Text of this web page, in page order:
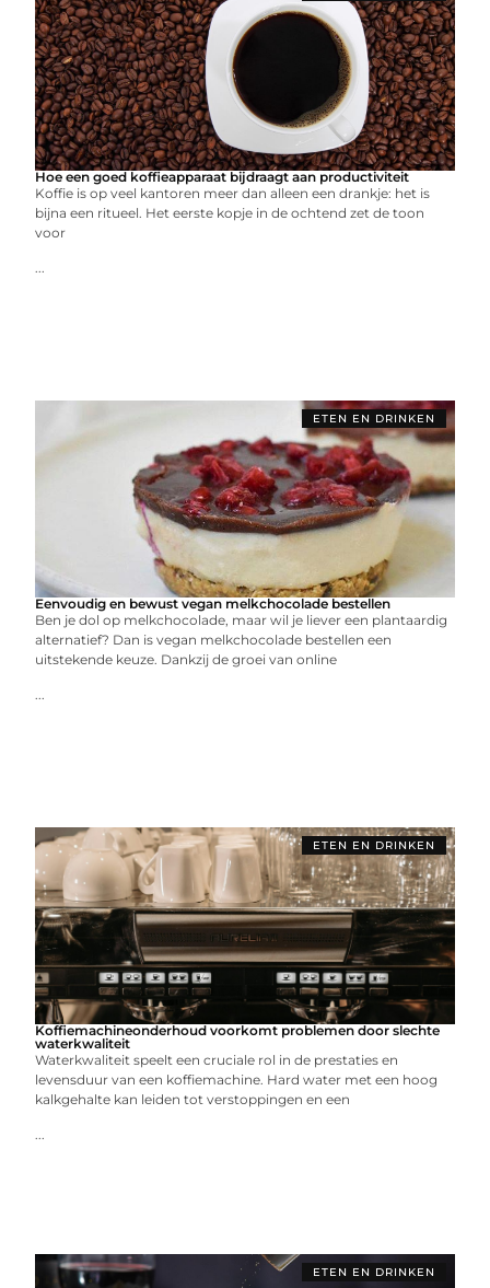
Hoe een goed koffieapparaat bijdraagt aan productiviteit
Koffie is op veel kantoren meer dan alleen een drankje: het is
bijna een ritueel. Het eerste kopje in de ochtend zet de toon
voor
...
ETEN EN DRINKEN
Eenvoudig en bewust vegan melkchocolade bestellen
Ben je dol op melkchocolade, maar wil je liever een plantaardig
alternatief? Dan is vegan melkchocolade bestellen een
uitstekende keuze. Dankzij de groei van online
...
ETEN EN DRINKEN
Koffiemachineonderhoud voorkomt problemen door slechte
waterkwaliteit
Waterkwaliteit speelt een cruciale rol in de prestaties en
levensduur van een koffiemachine. Hard water met een hoog
kalkgehalte kan leiden tot verstoppingen en een
...
ETEN EN DRINKEN